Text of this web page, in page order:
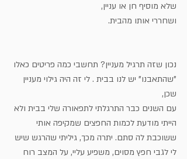
שלא מוסיף חן או עניין,
ושחררי אותו מהבית.
נכון שזה תרגיל מעניין? תחשבי כמה פריטים כאלו
"שהתאבנו" יש לנו בבית . לי זה היה גילוי מעניין
שכן,
עם השנים כבר התרגלתי לתפאורה שלי בבית ולא
הייתי מודעת לכמות החפצים שמקיפה אותי
ששוכבת לה סתם. יתרה מכך, גיליתי שהרגש שיש
לי לגבי חפץ מסוים, משפיע עליי, על המצב רוח